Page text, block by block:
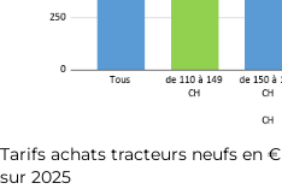
Tarifs achats tracteurs neufs en
sur 2025